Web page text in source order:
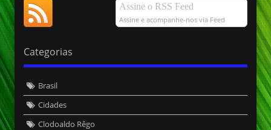
Assine o RSS Feed
Assine e acompanhe-nos via Feed
Categorias
Brasil
Cidades
Clodoaldo Rêgo